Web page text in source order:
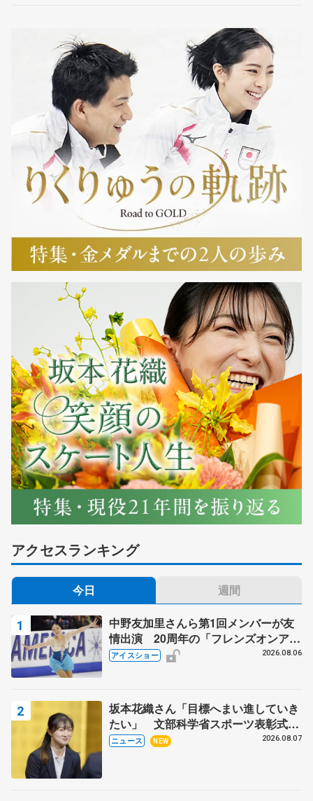
アクセスランキング
今日 週間
中野友加里さんら第1回メンバーが友
情出演 20周年の「フレンズオンアイ
ス」 宮本賢二さん、有川梨絵さん、
アイスショー 2026.08.06
坂本花織さん「目標へまい進していき
たい」 文部科学省スポーツ表彰式で
代表謝辞
ニュース NEW 2026.08.07